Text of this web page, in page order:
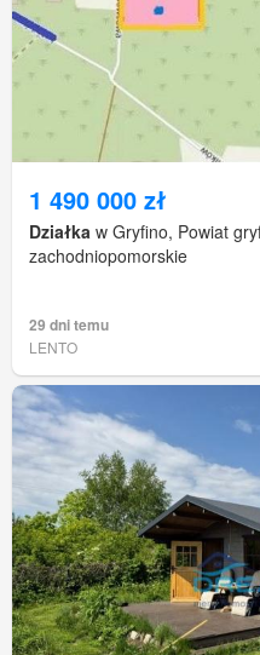
1 490 000 zł
Działka w Gryfino, Powiat
zachodniopomorskie
29 dni temu
LENTO